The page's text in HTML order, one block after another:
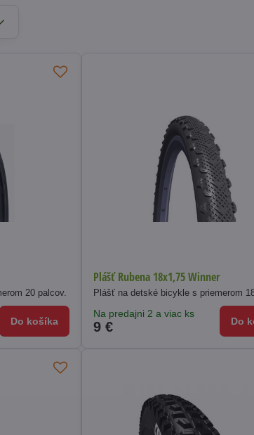
20 palcov.
Do košíka
Plášť Rubena 18x1,75 Winner
Plášť na detské bicykle s priemerom
Na predajni 2 a viac ks
9 € Do